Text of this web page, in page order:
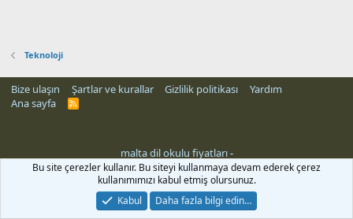
Teknoloji
Bize ulaşın Şartlar ve kurallar Gizlilik politikası
Yardım
Ana sayfa
R
malta dil okulu fiyatları-
Bu site çerezler kullanır. Bu siteyi kullanmaya devam ederek çerez
kullanımımızı kabul etmiş olursunuz.
Kabul
Daha fazla bilgi edin…